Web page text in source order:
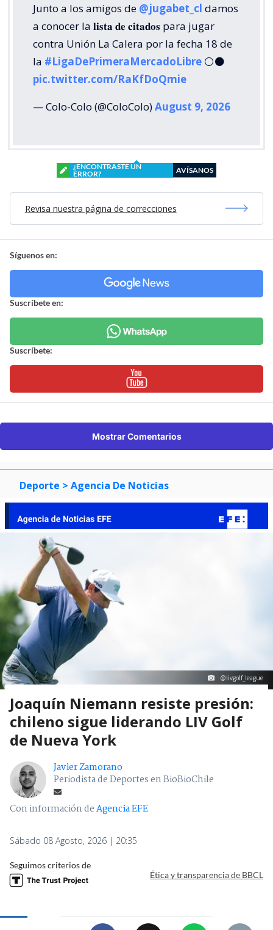
Junto a los amigos de @jugabet_cl damos
a conocer la 𝐥𝐢𝐬𝐭𝐚 𝐝𝐞 𝐜𝐢𝐭𝐚𝐝𝐨𝐬 para jugar
contra Unión La Calera por la fecha 18 de
la #LigaDePrimeraMercadoLibre ⚪⚫
pic.twitter.com/RaKfDoQmie
— Colo-Colo (@ColoColo)August 9, 2026
¿ENCONTRASTE UN
ERROR?
AVÍSANOS
Revisa nuestra página de correcciones
Síguenos en:
Suscríbete en:
Suscríbete:
Mostrar Comentarios
Deporte > Agencia De Noticias
@livgolf_league
Joaquín Niemann resiste presión:
chileno sigue liderando LIV Golf
de Nueva York
Javier Zamorano
Periodista de Deportes en BioBioChile
Con información deAgencia EFE
Sábado 08 Agosto, 2026 | 20:35
Seguimos criterios de
Ética y transparencia de BBCL